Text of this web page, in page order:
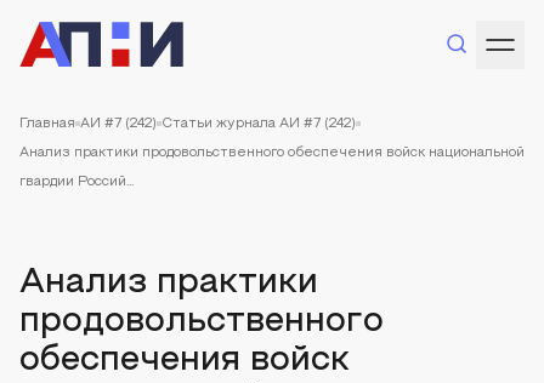
Главная АИ #7 (242) Статьи журнала АИ #7 (242)
Анализ практики продовольственного обеспечения войск национальной
гвардии Россий...
Анализ практики
продовольственного
обеспечения войск